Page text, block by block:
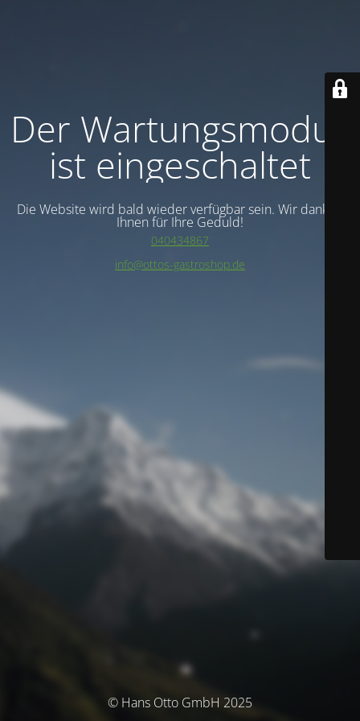
Der Wartungsmodus
ist eingeschaltet
Die Website wird bald wieder verfügbar sein. Wir danken
Ihnen für Ihre Geduld!
040434867
info@ottos-gastroshop.de
© Hans Otto GmbH 2025